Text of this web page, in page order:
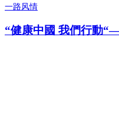
一路风情
“健康中國 我們行動